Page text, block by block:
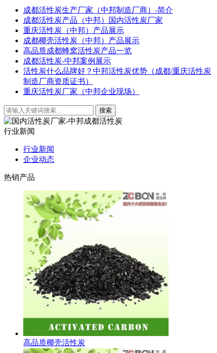
成都活性炭生产厂家（中邦制造厂商）-简介
成都活性炭产品（中邦）国内活性炭厂家
重庆活性炭（中邦）产品展示
成都椰壳活性炭（中邦）产品展示
高品质成都蜂窝活性炭产品一览
成都活性炭-中邦案例展示
活性炭什么品牌好？中邦活性炭优势（成都/重庆活性炭
制造厂商资质证书）
重庆活性炭厂家（中邦企业现场）
行业新闻
行业新闻
企业动态
热销产品
高品质椰壳活性炭